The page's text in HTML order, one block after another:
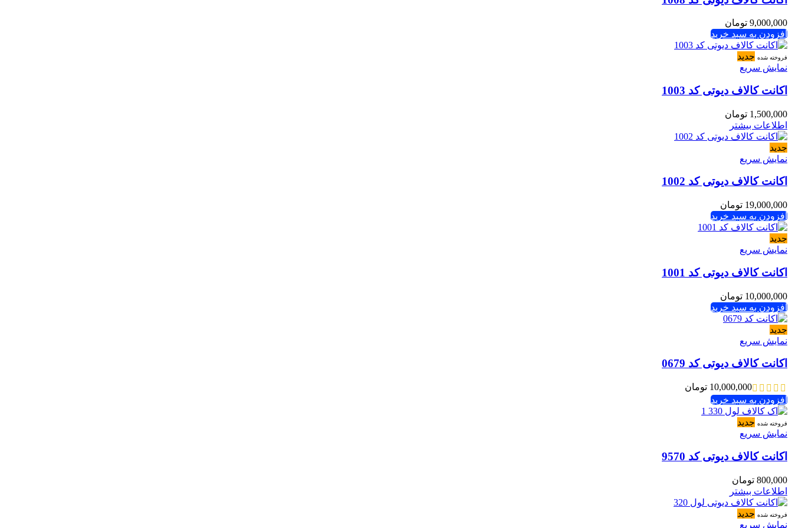
9,000,000 تومان
افزودن به سبد خرید
فروخته شده جدید
نمایش سریع
اکانت کالاف دیوتی کد 1003
1,500,000 تومان
اطلاعات بیشتر
جدید
نمایش سریع
اکانت کالاف دیوتی کد 1002
19,000,000 تومان
افزودن به سبد خرید
جدید
نمایش سریع
اکانت کالاف دیوتی کد 1001
10,000,000 تومان
افزودن به سبد خرید
جدید
نمایش سریع
اکانت کالاف دیوتی کد 0679
10,000,000 تومان
افزودن به سبد خرید
فروخته شده جدید
نمایش سریع
اکانت کالاف دیوتی کد 9570
800,000 تومان
اطلاعات بیشتر
فروخته شده جدید
نمایش سریع